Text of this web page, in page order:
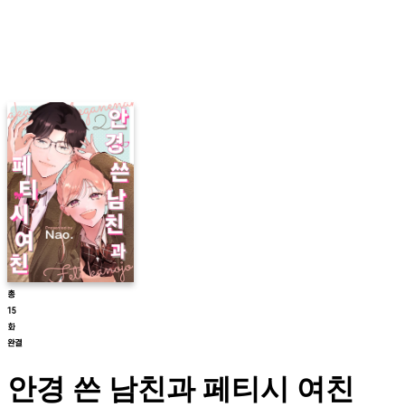
안경 쓴 남친과 페티시 여친